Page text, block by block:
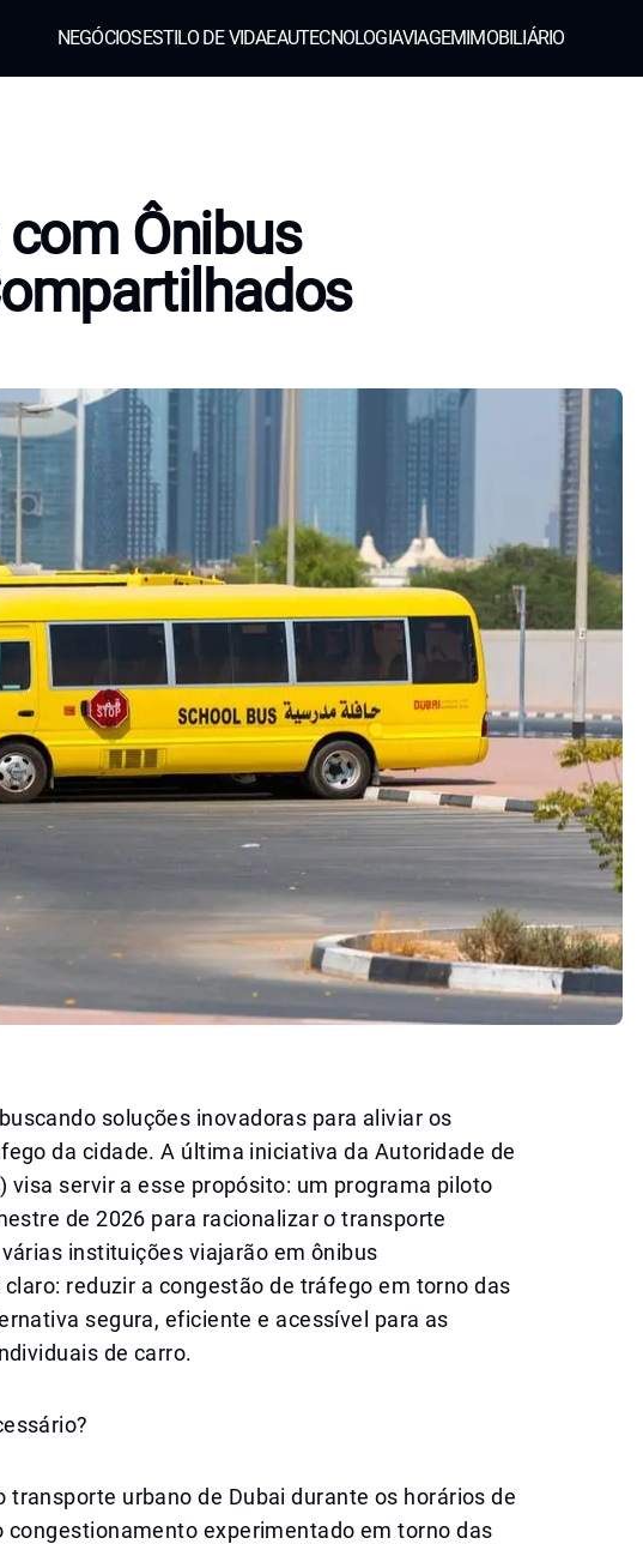
NEGÓCIOSESTILO DE VIDAEAUTECNOLOGIAVIAGEMIMOBILIÁRIO
Ônibus
soluções inovadoras para aliviar os
da cidade. A última iniciativa da Autoridade de
visa servir a esse propósito: um programa piloto
de 2026 para racionalizar o transporte
instituições viajarão em ônibus
reduzir a congestão de tráfego em torno das
segura, eficiente e acessível para as
de carro.
transporte urbano de Dubai durante os horários de
congestionamento experimentado em torno das